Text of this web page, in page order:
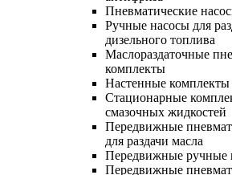
Пневматические
Ручные насосы для
дизельного топлива
Маслораздаточные
комплекты
Настенные комплекты
Стационарные
смазочных жидкостей
Передвижные
для раздачи масла
Передвижные ручные
Передвижные